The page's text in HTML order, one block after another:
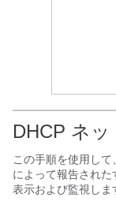
DHCP ネ
この手順を使用し
によって報告され
表示および監視しま